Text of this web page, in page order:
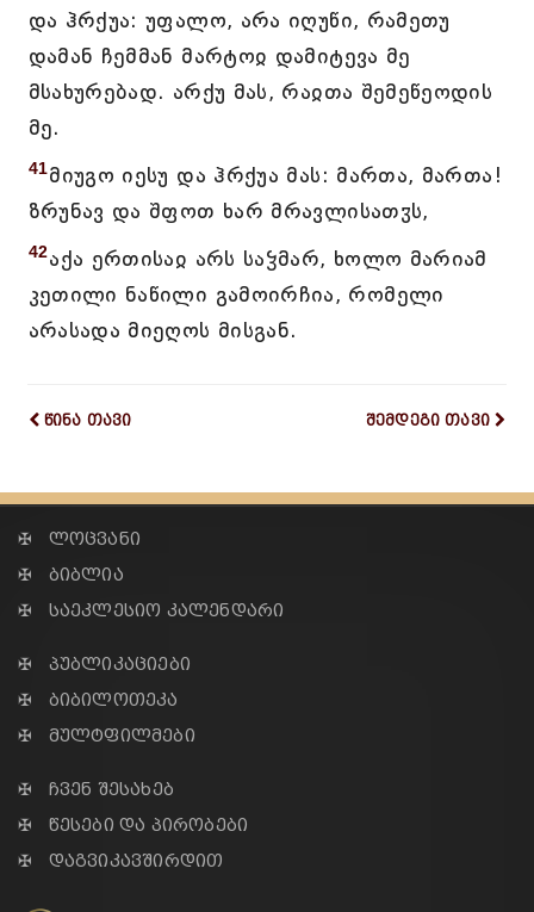
და ჰრქუა: უფალო, არა იღუწი, რამეთუ
დამან ჩემმან მარტოჲ დამიტევა მე
მსახურებად. არქუ მას, რაჲთა შემეწეოდის
მე.
41მიუგო იესუ და ჰრქუა მას: მართა, მართა!
ზრუნავ და შფოთ ხარ მრავლისათჳს,
42აქა ერთისაჲ არს საჴმარ, ხოლო მარიამ
კეთილი ნაწილი გამოირჩია, რომელი
არასადა მიეღოს მისგან.
წინა თავი შემდეგი თავი
✠ ლოცვანი
✠ ბიბლია
✠ საეკლესიო კალენდარი
✠ პუბლიკაციები
✠ ბიბილოთეკა
✠ მულტფილმები
✠ ჩვენ შესახებ
✠ წესები და პირობები
✠ დაგვიკავშირდით